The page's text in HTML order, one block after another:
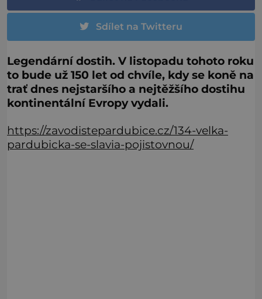
Sdílet na Twitteru
Legendární dostih. V listopadu tohoto roku
to bude už 150 let od chvíle, kdy se koně na
trať dnes nejstaršího a nejtěžšího dostihu
kontinentální Evropy vydali.
https://zavodistepardubice.cz/134-velka-
pardubicka-se-slavia-pojistovnou/